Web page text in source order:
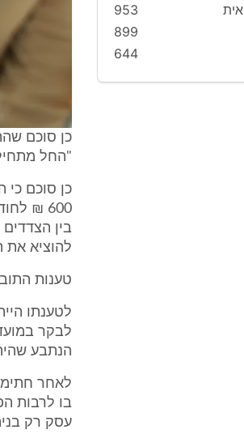
953
899
644
"החל
בין
להוציא את
טענות
לטענתו
לבקר
הנתבע
לאחר
בו לרבות
עסק רק